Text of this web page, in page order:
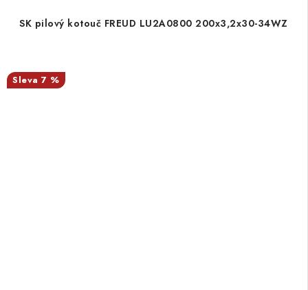
SK pilový kotouč FREUD LU2A0800 200x3,2x30-34WZ
7 %